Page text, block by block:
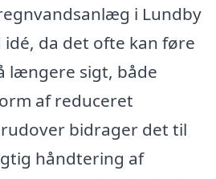
i Lundby
da det ofte kan føre
længere sigt, både
af reduceret
bidrager det til
håndtering af